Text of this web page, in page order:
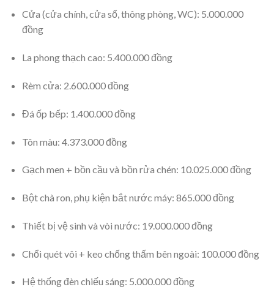
Cửa (cửa chính, cửa sổ, thông phòng, WC): 5.000.000
đồng
La phong thạch cao: 5.400.000 đồng
Rèm cửa: 2.600.000 đồng
Đá ốp bếp: 1.400.000 đồng
Tôn màu: 4.373.000 đồng
Gạch men + bồn cầu và bồn rửa chén: 10.025.000 đồng
Bột chà ron, phụ kiện bắt nước máy: 865.000 đồng
Thiết bị vệ sinh và vòi nước: 19.000.000 đồng
Chổi quét vôi + keo chống thấm bên ngoài: 100.000 đồng
Hệ thống đèn chiếu sáng: 5.000.000 đồng